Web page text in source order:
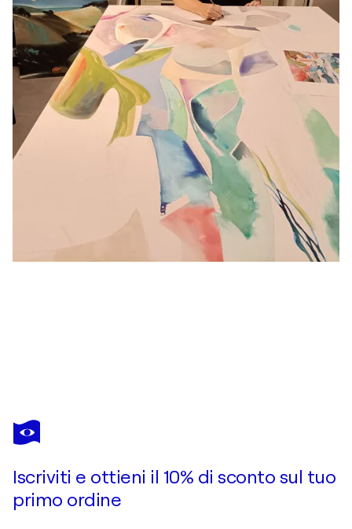
CINZIA BATTISTEL
Orient journey
Iscriviti e ottieni il 10% di sconto sul tuo
primo ordine